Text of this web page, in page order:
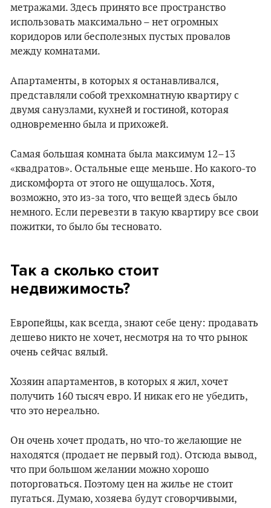
метражами. Здесь принято все пространство
использовать максимально – нет огромных
коридоров или бесполезных пустых провалов
между комнатами.
Апартаменты, в которых я останавливался,
представляли собой трехкомнатную квартиру с
двумя санузлами, кухней и гостиной, которая
одновременно была и прихожей.
Самая большая комната была максимум 12–13
«квадратов». Остальные еще меньше. Но какого-то
дискомфорта от этого не ощущалось. Хотя,
возможно, это из-за того, что вещей здесь было
немного. Если перевезти в такую квартиру все свои
пожитки, то было бы тесновато.
Так а сколько стоит
недвижимость?
Европейцы, как всегда, знают себе цену: продавать
дешево никто не хочет, несмотря на то что рынок
очень сейчас вялый.
Хозяин апартаментов, в которых я жил, хочет
получить 160 тысяч евро. И никак его не убедить,
что это нереально.
Он очень хочет продать, но что-то желающие не
находятся (продает не первый год). Отсюда вывод,
что при большом желании можно хорошо
поторговаться. Поэтому цен на жилье не стоит
пугаться. Думаю, хозяева будут сговорчивыми,